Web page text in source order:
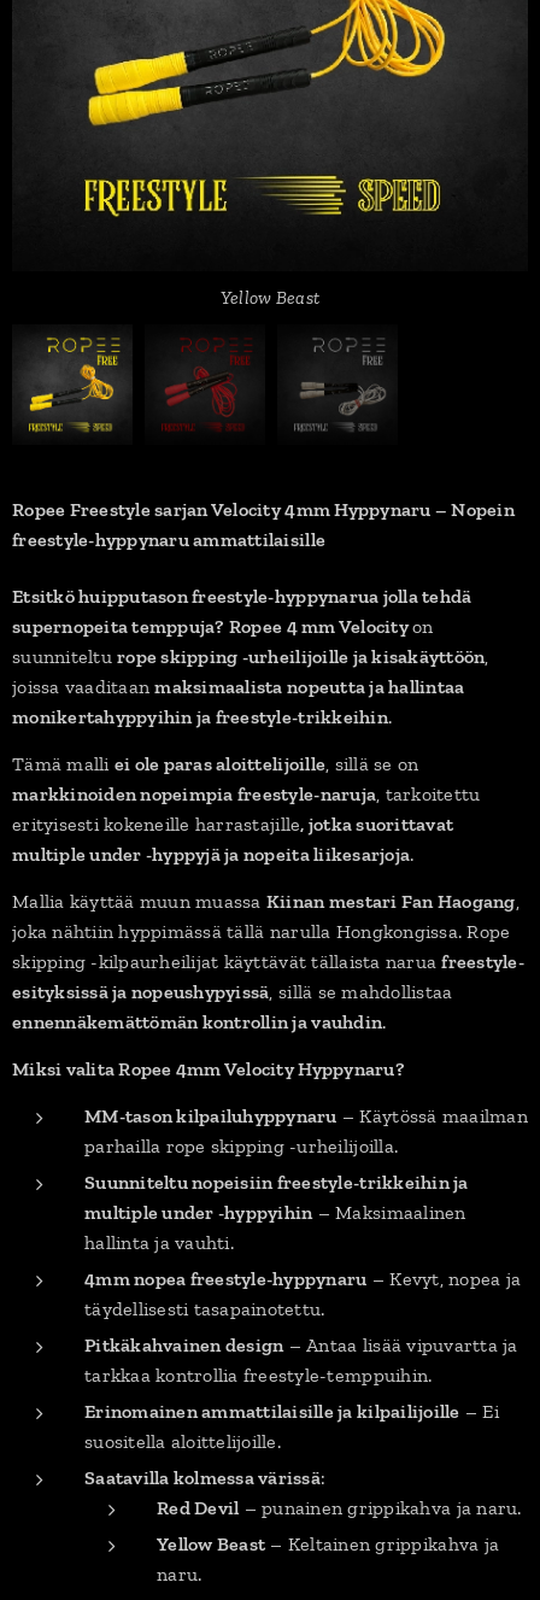
Yellow Beast
Red Devil
White Flash
Ropee Freestyle sarjan Velocity 4mm Hyppynaru – Nopein
freestyle-hyppynaru ammattilaisille
Etsitkö huipputason freestyle-hyppynarua jolla tehdä
supernopeita temppuja? Ropee 4 mm Velocityon
suunnitelturope skipping -urheilijoille ja kisakäyttöön
joissa vaaditaanmaksimaalista nopeutta ja hallintaa
monikertahyppyihin ja freestyle-trikkeihin.
Tämä malli ei ole paras aloittelijoille , sillä se on
markkinoiden nopeimpia freestyle-naruja , tarkoitettu
erityisesti kokeneille harrastajille, jotka suorittavat
multiple under -hyppyjä ja nopeita liikesarjoja.
Mallia käyttää muun muassa Kiinan mestari Fan Haogang
joka nähtiin hyppimässä tällä narulla Hongkongissa. Rope
skipping -kilpaurheilijat käyttävät tällaista naruafreestyle-
esityksissä ja nopeushypyissä , sillä se mahdollistaa
ennennäkemättömän kontrollin ja vauhdin.
Miksi valita Ropee 4mm Velocity Hyppynaru?
MM-tason kilpailuhyppynaru – Käytössä maailman
parhailla rope skipping -urheilijoilla.
Suunniteltu nopeisiin freestyle-trikkeihin ja
multiple under -hyppyihin – Maksimaalinen
hallinta ja vauhti.
4mm nopea freestyle-hyppynaru – Kevyt, nopea ja
täydellisesti tasapainotettu.
Pitkäkahvainen design – Antaa lisää vipuvartta ja
tarkkaa kontrollia freestyle-temppuihin.
Erinomainen ammattilaisille ja kilpailijoille – Ei
suositella aloittelijoille.
Saatavilla kolmessa värissä:
Red Devil – punainen grippikahva ja naru.
Yellow Beast – Keltainen grippikahva ja
naru.